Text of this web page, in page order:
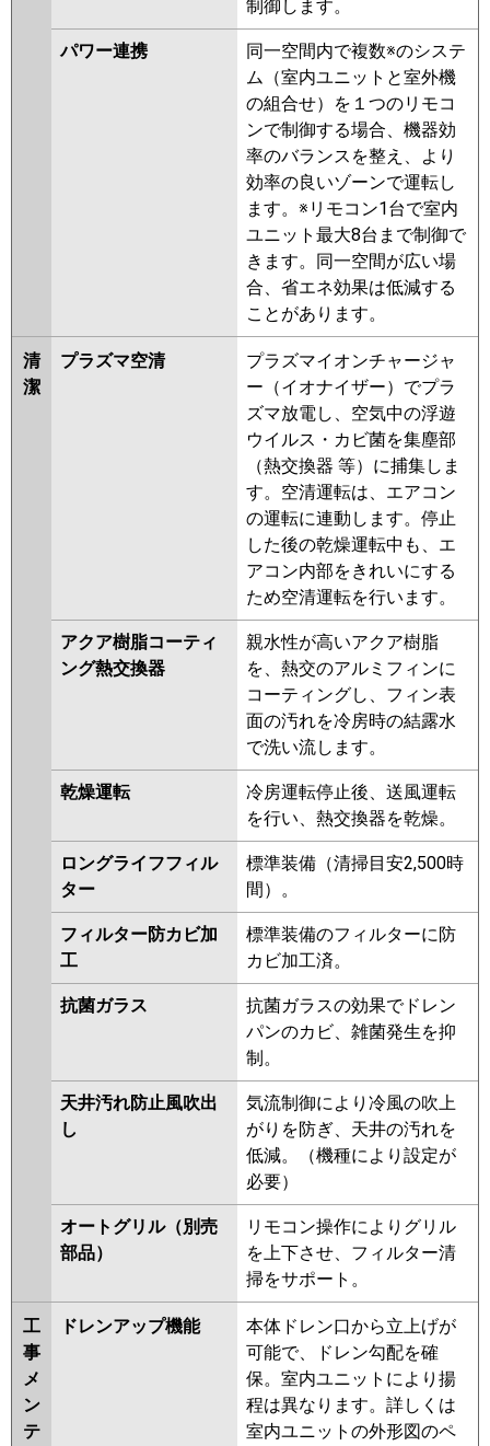
P50T6HNB PA-P50T6HA
P50T6HN1
制御します。
パワー連携
同一空間内で複数※のシステ
ム（室内ユニットと室外機
の組合せ）を１つのリモコ
ンで制御する場合、機器効
率のバランスを整え、より
効率の良いゾーンで運転し
ます。※リモコン1台で室内
ユニット最大8台まで制御で
きます。同一空間が広い場
合、省エネ効果は低減する
ことがあります。
清
潔
プラズマ空清
プラズマイオンチャージャ
ー（イオナイザー）でプラ
ズマ放電し、空気中の浮遊
ウイルス・カビ菌を集塵部
（熱交換器 等）に捕集しま
す。空清運転は、エアコン
の運転に連動します。停止
した後の乾燥運転中も、エ
アコン内部をきれいにする
ため空清運転を行います。
アクア樹脂コーティ
ング熱交換器
親水性が高いアクア樹脂
を、熱交のアルミフィンに
コーティングし、フィン表
面の汚れを冷房時の結露水
で洗い流します。
乾燥運転
冷房運転停止後、送風運転
を行い、熱交換器を乾燥。
ロングライフフィル
ター
標準装備（清掃目安2,500時
間）。
フィルター防カビ加
工
標準装備のフィルターに防
カビ加工済。
抗菌ガラス
抗菌ガラスの効果でドレン
パンのカビ、雑菌発生を抑
制。
天井汚れ防止風吹出
し
気流制御により冷風の吹上
がりを防ぎ、天井の汚れを
低減。（機種により設定が
必要）
オートグリル（別売
部品）
リモコン操作によりグリル
を上下させ、フィルター清
掃をサポート。
工
事
メ
ン
テ
ドレンアップ機能
本体ドレン口から立上げが
可能で、ドレン勾配を確
保。室内ユニットにより揚
程は異なります。詳しくは
室内ユニットの外形図のペ